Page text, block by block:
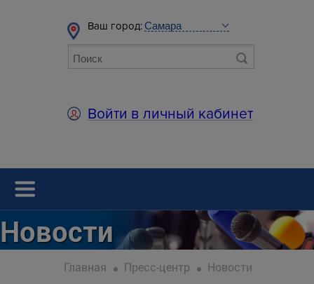
Ваш город:
Войти в личный кабинет
Новости
Главная Пресс-центр Новости